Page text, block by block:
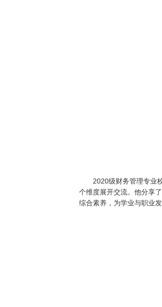
2020级财务管理专业
个维度展开交流。他分享
综合素养，为学业与职业发